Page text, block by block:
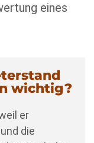
eines
wichtig?
er
die